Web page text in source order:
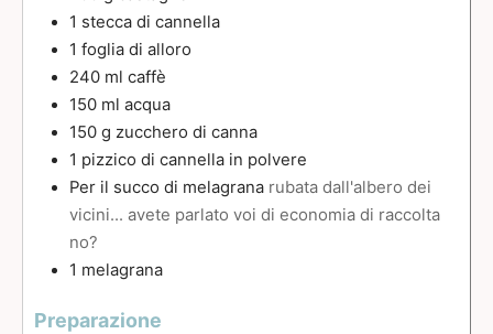
1 stecca di cannella
1 foglia di alloro
240 ml caffè
150 ml acqua
150 g zucchero di canna
1 pizzico di cannella in polvere
Per il succo di melagrana rubata dall'albero dei
vicini... avete parlato voi di economia di raccolta
no?
1 melagrana
Preparazione